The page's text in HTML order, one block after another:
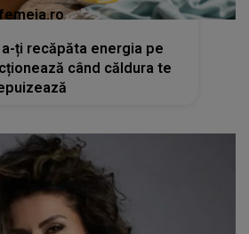
ți recăpăta energia pe
când căldura te